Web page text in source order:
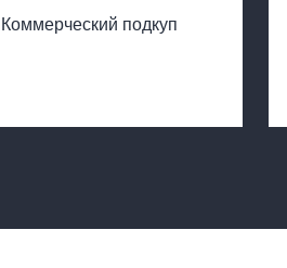
Коммерческий подкуп